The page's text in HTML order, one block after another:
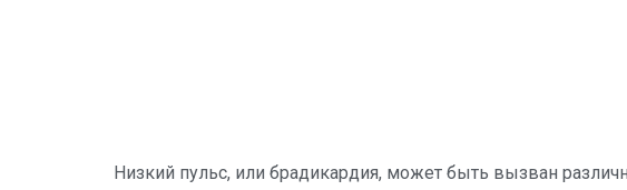
Низкий пульс, или брадикардия, может быть вызван